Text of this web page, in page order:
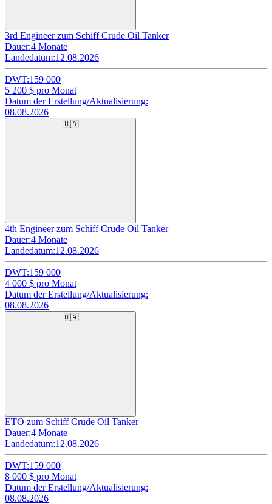
3rd Engineer zum Schiff Crude Oil Tanker
Dauer:4 Monate
Landedatum:12.08.2026
DWT:159 000
5 200 $ pro Monat
Datum der Erstellung/Aktualisierung:
08.08.2026
🇺🇦
4th Engineer zum Schiff Crude Oil Tanker
Dauer:4 Monate
Landedatum:12.08.2026
DWT:159 000
4 000 $ pro Monat
Datum der Erstellung/Aktualisierung:
08.08.2026
🇺🇦
ETO zum Schiff Crude Oil Tanker
Dauer:4 Monate
Landedatum:12.08.2026
DWT:159 000
8 000 $ pro Monat
Datum der Erstellung/Aktualisierung:
08.08.2026